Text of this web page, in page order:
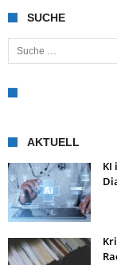
SUCHE
Suche nach:
AKTUELL
KI